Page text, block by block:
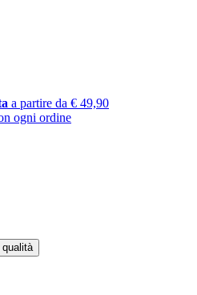
a partire da € 49,90
ogni ordine